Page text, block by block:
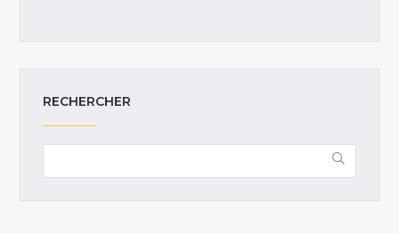
RECHERCHER